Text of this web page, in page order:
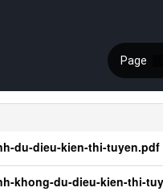
du-dieu-kien-thi-tuyen.pdf
khong-du-dieu-kien-thi-